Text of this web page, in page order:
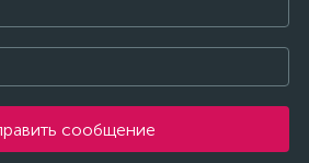
сообщение